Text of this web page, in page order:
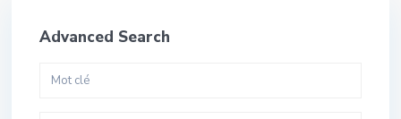
Advanced Search